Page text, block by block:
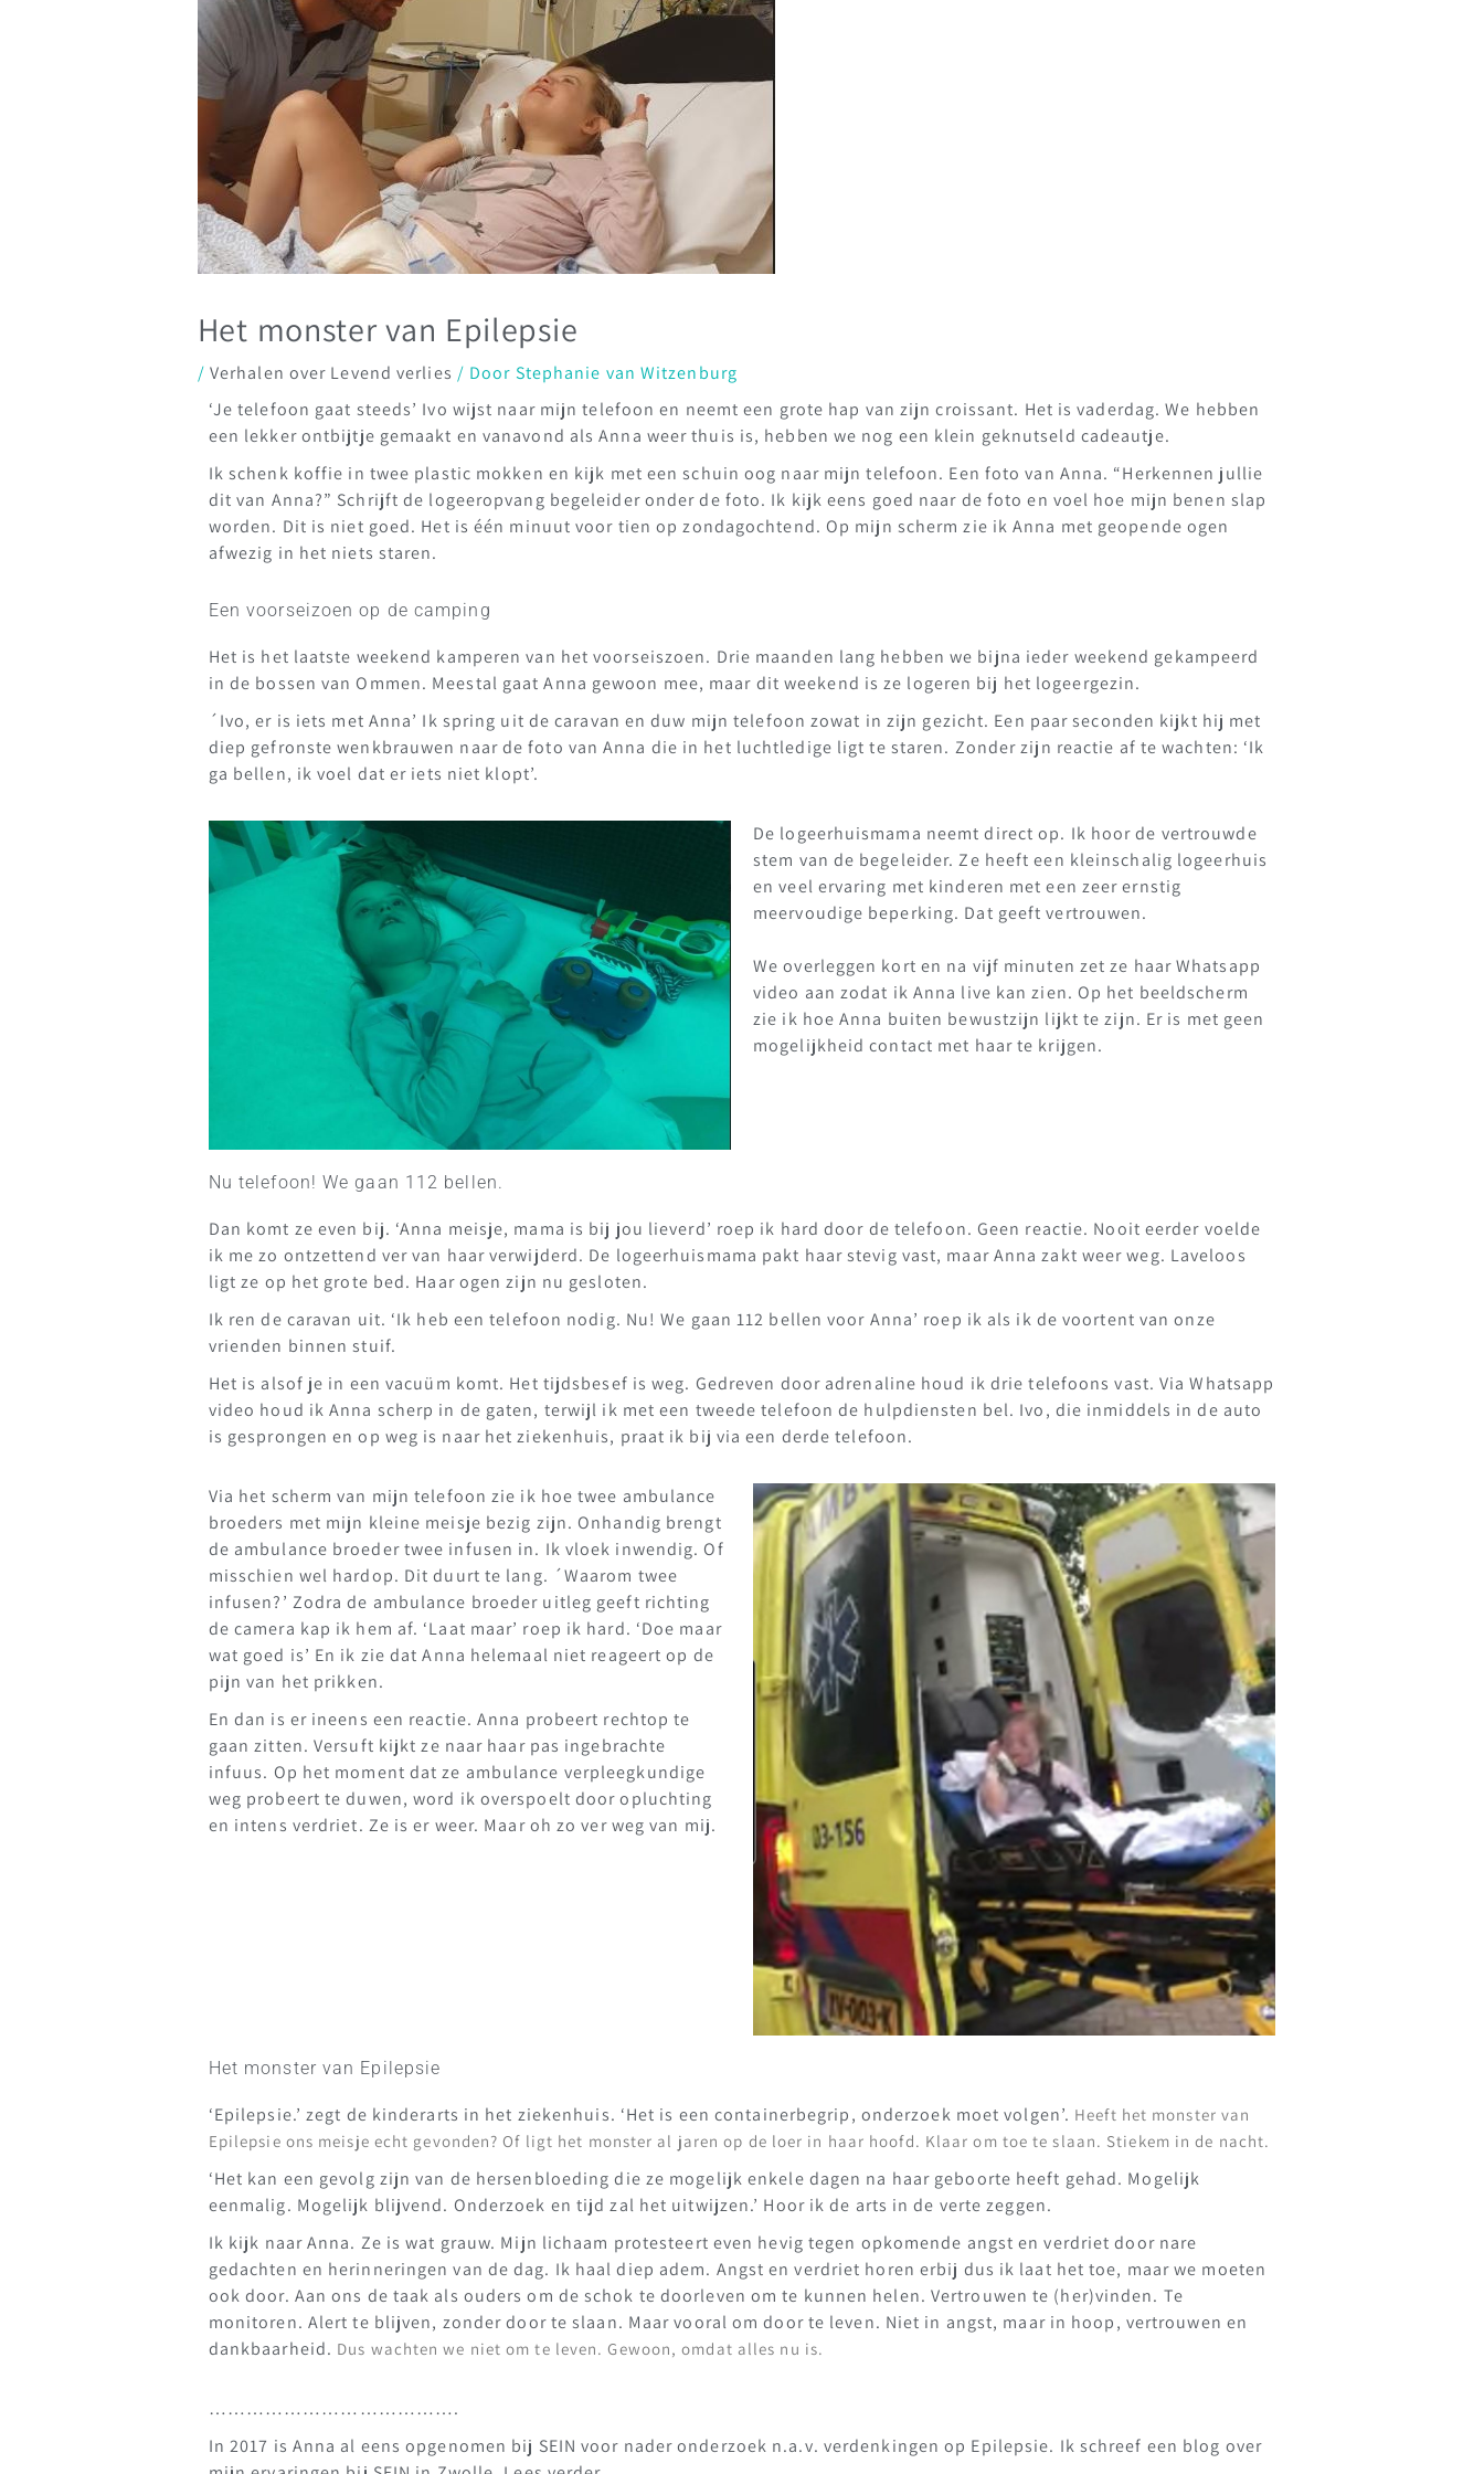
Het monster van Epilepsie
/ Verhalen over Levend verlies / Door Stephanie van Witzenburg
‘Je telefoon gaat steeds’ Ivo wijst naar mijn telefoon en neemt een grote hap van zijn croissant. Het is vaderdag. We hebben
een lekker ontbijtje gemaakt en vanavond als Anna weer thuis is, hebben we nog een klein geknutseld cadeautje.
Ik schenk koffie in twee plastic mokken en kijk met een schuin oog naar mijn telefoon. Een foto van Anna. “Herkennen jullie
dit van Anna?” Schrijft de logeeropvang begeleider onder de foto. Ik kijk eens goed naar de foto en voel hoe mijn benen slap
worden. Dit is niet goed. Het is één minuut voor tien op zondagochtend. Op mijn scherm zie ik Anna met geopende ogen
afwezig in het niets staren.
Een voorseizoen op de camping
Het is het laatste weekend kamperen van het voorseiszoen. Drie maanden lang hebben we bijna ieder weekend gekampeerd
in de bossen van Ommen. Meestal gaat Anna gewoon mee, maar dit weekend is ze logeren bij het logeergezin.
´Ivo, er is iets met Anna’ Ik spring uit de caravan en duw mijn telefoon zowat in zijn gezicht. Een paar seconden kijkt hij met
diep gefronste wenkbrauwen naar de foto van Anna die in het luchtledige ligt te staren. Zonder zijn reactie af te wachten: ‘Ik
ga bellen, ik voel dat er iets niet klopt’.
De logeerhuismama neemt direct op. Ik hoor de vertrouwde
stem van de begeleider. Ze heeft een kleinschalig logeerhuis
en veel ervaring met kinderen met een zeer ernstig
meervoudige beperking. Dat geeft vertrouwen.
We overleggen kort en na vijf minuten zet ze haar Whatsapp
video aan zodat ik Anna live kan zien. Op het beeldscherm
zie ik hoe Anna buiten bewustzijn lijkt te zijn. Er is met geen
mogelijkheid contact met haar te krijgen.
Nu telefoon! We gaan 112 bellen.
Dan komt ze even bij. ‘Anna meisje, mama is bij jou lieverd’ roep ik hard door de telefoon. Geen reactie. Nooit eerder voelde
ik me zo ontzettend ver van haar verwijderd. De logeerhuismama pakt haar stevig vast, maar Anna zakt weer weg. Laveloos
ligt ze op het grote bed. Haar ogen zijn nu gesloten.
Ik ren de caravan uit. ‘Ik heb een telefoon nodig. Nu! We gaan 112 bellen voor Anna’ roep ik als ik de voortent van onze
vrienden binnen stuif.
Het is alsof je in een vacuüm komt. Het tijdsbesef is weg. Gedreven door adrenaline houd ik drie telefoons vast. Via Whatsapp
video houd ik Anna scherp in de gaten, terwijl ik met een tweede telefoon de hulpdiensten bel. Ivo, die inmiddels in de auto
is gesprongen en op weg is naar het ziekenhuis, praat ik bij via een derde telefoon.
Via het scherm van mijn telefoon zie ik hoe twee ambulance
broeders met mijn kleine meisje bezig zijn. Onhandig brengt
de ambulance broeder twee infusen in. Ik vloek inwendig. Of
misschien wel hardop. Dit duurt te lang. ´Waarom twee
infusen?’ Zodra de ambulance broeder uitleg geeft richting
de camera kap ik hem af. ‘Laat maar’ roep ik hard. ‘Doe maar
wat goed is’ En ik zie dat Anna helemaal niet reageert op de
pijn van het prikken.
En dan is er ineens een reactie. Anna probeert rechtop te
gaan zitten. Versuft kijkt ze naar haar pas ingebrachte
infuus. Op het moment dat ze ambulance verpleegkundige
weg probeert te duwen, word ik overspoelt door opluchting
en intens verdriet. Ze is er weer. Maar oh zo ver weg van mij.
Het monster van Epilepsie
‘Epilepsie.’ zegt de kinderarts in het ziekenhuis. ‘Het is een containerbegrip, onderzoek moet volgen’. Heeft het monster van
Epilepsie ons meisje echt gevonden? Of ligt het monster al jaren op de loer in haar hoofd. Klaar om toe te slaan. Stiekem in de nacht.
‘Het kan een gevolg zijn van de hersenbloeding die ze mogelijk enkele dagen na haar geboorte heeft gehad. Mogelijk
eenmalig. Mogelijk blijvend. Onderzoek en tijd zal het uitwijzen.’ Hoor ik de arts in de verte zeggen.
Ik kijk naar Anna. Ze is wat grauw. Mijn lichaam protesteert even hevig tegen opkomende angst en verdriet door nare
gedachten en herinneringen van de dag. Ik haal diep adem. Angst en verdriet horen erbij dus ik laat het toe, maar we moeten
ook door. Aan ons de taak als ouders om de schok te doorleven om te kunnen helen. Vertrouwen te (her)vinden. Te
monitoren. Alert te blijven, zonder door te slaan. Maar vooral om door te leven. Niet in angst, maar in hoop, vertrouwen en
dankbaarheid. Dus wachten we niet om te leven. Gewoon, omdat alles nu is.
………………………………….
In 2017 is Anna al eens opgenomen bij SEIN voor nader onderzoek n.a.v. verdenkingen op Epilepsie. Ik schreef een blog over